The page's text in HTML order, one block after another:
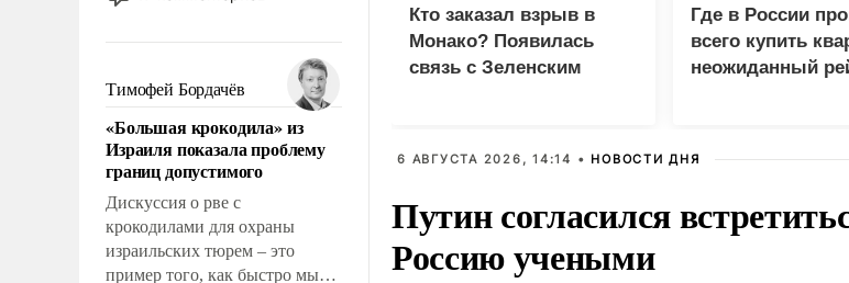
прожекты будут безусловно
налогоплательщиков и где
Еревану за свои поступки не
нужно отвечать.
Тимофей Бордачёв
«Большая крокодила» из
Израиля показала проблему
границ допустимого
Дискуссия о рве с
крокодилами для охраны
израильских тюрем – это
пример того, как быстро мы
Кто заказал взрыв в
Монако? Появилась
связь с Зеленским
Где в России
всего купить
неожиданный
6 АВГУСТА 2026, 14:14 • НОВОСТИ ДНЯ
Путин согласился
Россию учеными